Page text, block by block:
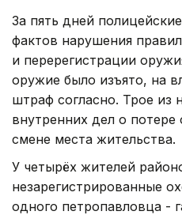
За пять дней
фактов нарушения
и перерегистрации
оружие было изъято, на
штраф согласно. Трое из
внутренних дел о
смене места жительства.
У четырёх жителей
незарегистрированные
одного петропавловца -